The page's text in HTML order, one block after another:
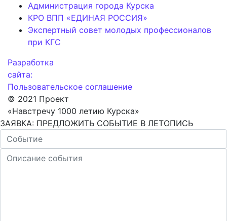
Администрация города Курска
КРО ВПП «ЕДИНАЯ РОССИЯ»
Экспертный совет молодых профессионалов
при КГС
Разработка
сайта:
Пользовательское соглашение
© 2021 Проект
«Навстречу 1000 летию Курска»
ЗАЯВКА: ПРЕДЛОЖИТЬ СОБЫТИЕ В ЛЕТОПИСЬ